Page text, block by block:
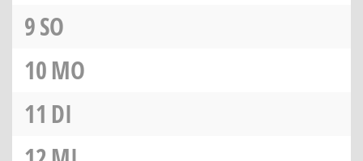
9SO
10MO
11 DI